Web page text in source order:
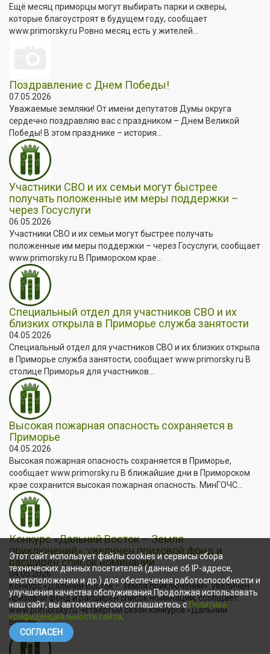
Ещё месяц приморцы могут выбирать парки и скверы,
которые благоустроят в будущем году, сообщает
www.primorsky.ru Ровно месяц есть у жителей...
Поздравление с Днем Победы!
07.05.2026
Уважаемые земляки! От имени депутатов Думы округа
сердечно поздравляю вас с праздником – Днем Великой
Победы! В этом празднике – история...
Участники СВО и их семьи могут быстрее
получать положенные им меры поддержки –
через Госуслуги
06.05.2026
Участники СВО и их семьи могут быстрее получать
положенные им меры поддержки – через Госуслуги, сообщает
www.primorsky.ru В Приморском крае...
Специальный отдел для участников СВО и их
близких открыла в Приморье служба занятости
04.05.2026
Специальный отдел для участников СВО и их близких открыла
в Приморье служба занятости, сообщает www.primorsky.ru В
столице Приморья для участников...
Высокая пожарная опасность сохраняется в
Приморье
04.05.2026
Высокая пожарная опасность сохраняется в Приморье,
сообщает www.primorsky.ru В ближайшие дни в Приморском
крае сохранится высокая пожарная опасность. МинГОЧС...
Конкурс «Дальний Восток – Земля
приключений»: увеличен призовой фонд и
расширен список номинаций
04.05.2026
Конкурс «Дальний Восток – Земля приключений»: увеличен
призовой фонд и расширен список номинаций, сообщает
www.primorsky.ru Четвёртый сезон конкурса «Дальний
Восток...
Этот сайт использует файлы cookies и сервисы сбора
технических данных посетителей (данные об IP-адресе,
местоположении и др.) для обеспечения работоспособности и
улучшения качества обслуживания.Продолжая использовать
наш сайт, вы автоматически соглашаетесь с Политика
конфиденциальности сайта
СОГЛАСЕН